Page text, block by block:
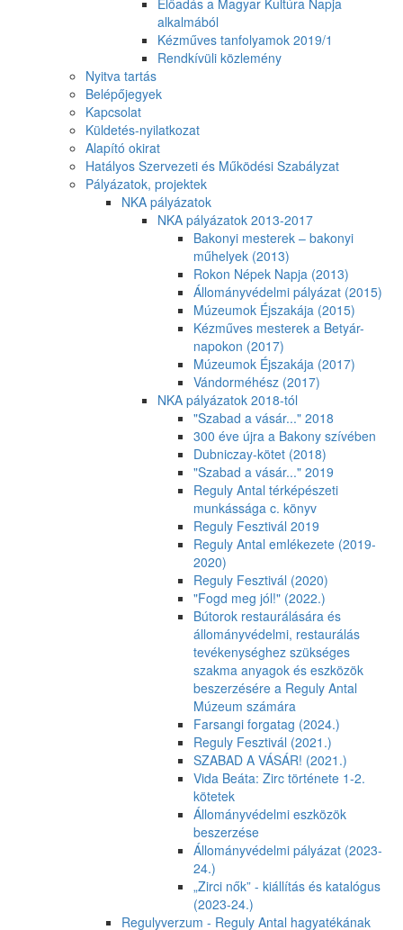
Előadás a Magyar Kultúra Napja
alkalmából
Kézműves tanfolyamok 2019/1
Rendkívüli közlemény
Nyitva tartás
Belépőjegyek
Kapcsolat
Küldetés-nyilatkozat
Alapító okirat
Hatályos Szervezeti és Működési Szabályzat
Pályázatok, projektek
NKA pályázatok
NKA pályázatok 2013-2017
Bakonyi mesterek – bakonyi
műhelyek (2013)
Rokon Népek Napja (2013)
Állományvédelmi pályázat (2015)
Múzeumok Éjszakája (2015)
Kézműves mesterek a Betyár-
napokon (2017)
Múzeumok Éjszakája (2017)
Vándorméhész (2017)
NKA pályázatok 2018-tól
"Szabad a vásár..." 2018
300 éve újra a Bakony szívében
Dubniczay-kötet (2018)
"Szabad a vásár..." 2019
Reguly Antal térképészeti
munkássága c. könyv
Reguly Fesztivál 2019
Reguly Antal emlékezete (2019-
2020)
Reguly Fesztivál (2020)
"Fogd meg jól!" (2022.)
Bútorok restaurálására és
állományvédelmi, restaurálás
tevékenységhez szükséges
szakma anyagok és eszközök
beszerzésére a Reguly Antal
Múzeum számára
Farsangi forgatag (2024.)
Reguly Fesztivál (2021.)
SZABAD A VÁSÁR! (2021.)
Vida Beáta: Zirc története 1-2.
kötetek
Állományvédelmi eszközök
beszerzése
Állományvédelmi pályázat (2023-
24.)
„Zirci nők” - kiállítás és katalógus
(2023-24.)
Regulyverzum - Reguly Antal hagyatékának